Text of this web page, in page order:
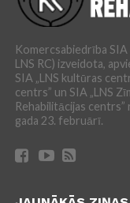
Komercsabiedrība SIA
LNS RC) izveidota,
SIA „LNS kultūras
centrs” un SIA „LNS
Rehabilitācijas
gada 23. februārī.